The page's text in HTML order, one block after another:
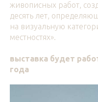
живописных работ,
десять лет,
на визуальную
местностях».
выставка будет
года